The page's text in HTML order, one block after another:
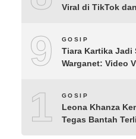
Viral di TikTok
9 GOSIP
Tiara Kartika Jadi
Warganet: Video
10
GOSIP
Leona Khanza
Tegas Bantah